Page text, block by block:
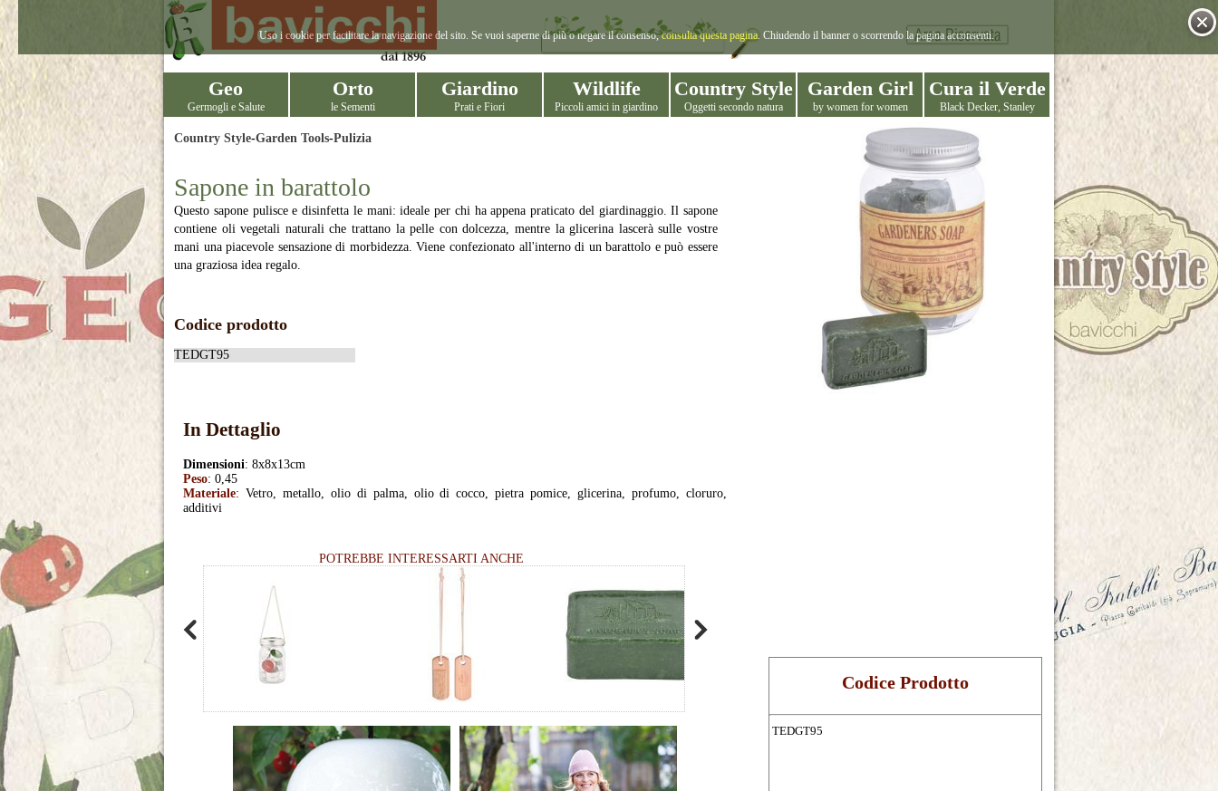
Geo
Germogli e Salute
Orto
le Sementi
Giardino
Prati e Fiori
Wildlife
Piccoli amici in giardino
Country Style
Oggetti secondo natura
Garden Girl
by women for women
Cura il Verde
Black Decker, Stanley
Codice Prodotto
TEDGT95
Country Style-Garden Tools-Pulizia
Sapone in barattolo
Questo sapone pulisce e disinfetta le mani: ideale per chi ha appena praticato del giardinaggio. Il sapone
contiene oli vegetali naturali che trattano la pelle con dolcezza, mentre la glicerina lascerà sulle vostre
mani una piacevole sensazione di morbidezza. Viene confezionato all'interno di un barattolo e può essere
una graziosa idea regalo.
Codice prodotto
TEDGT95
In Dettaglio
Dimensioni: 8x8x13cm
Peso: 0,45
Materiale: Vetro, metallo, olio di palma, olio di cocco, pietra pomice, glicerina, profumo, cloruro,
additivi
POTREBBE INTERESSARTI ANCHE
Uso i cookie per facilitare la navigazione del sito. Se vuoi saperne di più o negare il consenso,consulta questa pagina. Chiudendo il banner o scorrendo la pagina acconsenti.